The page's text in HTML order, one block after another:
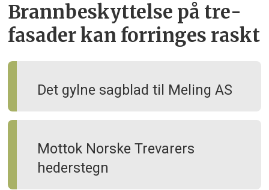
Brann­beskyttelse på tre­
fasader kan forringes raskt
Det gylne sagblad til Meling AS
Mottok Norske Trevarers
hederstegn